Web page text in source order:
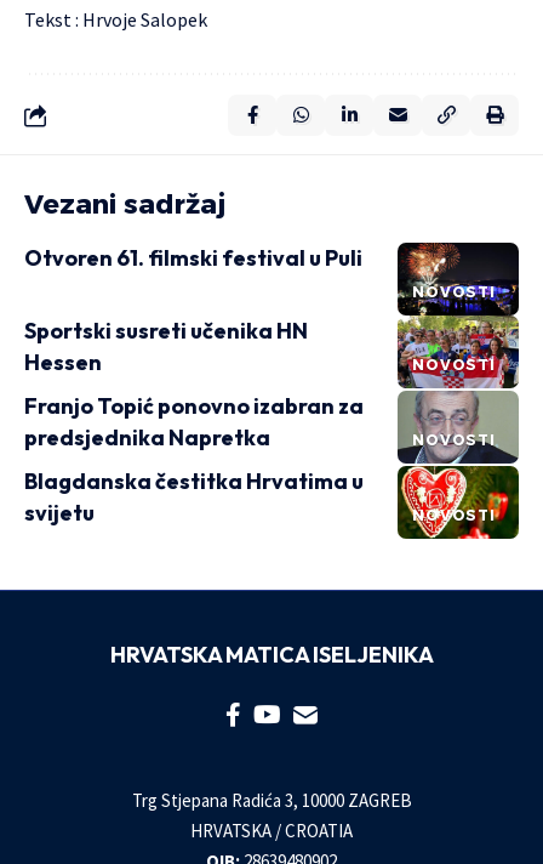
Tekst : Hrvoje Salopek
Vezani sadržaj
NOVOSTI
Otvoren 61. filmski festival u Puli
NOVOSTI
Sportski susreti učenika HN
Hessen
NOVOSTI
Franjo Topić ponovno izabran za
predsjednika Napretka
NOVOSTI
Blagdanska čestitka Hrvatima u
svijetu
HRVATSKA MATICA ISELJENIKA
Trg Stjepana Radića 3, 10000 ZAGREB
HRVATSKA / CROATIA